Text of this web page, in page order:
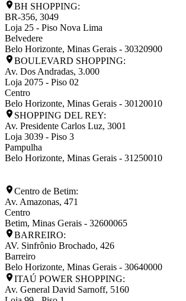
BH SHOPPING:
BR-356, 3049
Loja 25 - Piso Nova Lima
Belvedere
Belo Horizonte, Minas Gerais - 30320900
BOULEVARD SHOPPING:
Av. Dos Andradas, 3.000
Loja 2075 - Piso 02
Centro
Belo Horizonte, Minas Gerais - 30120010
SHOPPING DEL REY:
Av. Presidente Carlos Luz, 3001
Loja 3039 - Piso 3
Pampulha
Belo Horizonte, Minas Gerais - 31250010
Centro de Betim:
Av. Amazonas, 471
Centro
Betim, Minas Gerais - 32600065
BARREIRO:
AV. Sinfrônio Brochado, 426
Barreiro
Belo Horizonte, Minas Gerais - 30640000
ITAÚ POWER SHOPPING:
Av. General David Sarnoff, 5160